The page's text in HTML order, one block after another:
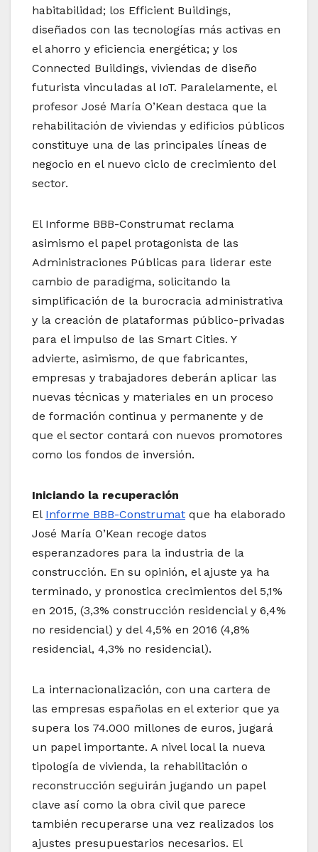
habitabilidad; los Efficient Buildings,
diseñados con las tecnologías más activas en
el ahorro y eficiencia energética; y los
Connected Buildings, viviendas de diseño
futurista vinculadas al IoT. Paralelamente, el
profesor José María O’Kean destaca que la
rehabilitación de viviendas y edificios públicos
constituye una de las principales líneas de
negocio en el nuevo ciclo de crecimiento del
sector.
El Informe BBB-Construmat reclama
asimismo el papel protagonista de las
Administraciones Públicas para liderar este
cambio de paradigma, solicitando la
simplificación de la burocracia administrativa
y la creación de plataformas público-privadas
para el impulso de las Smart Cities. Y
advierte, asimismo, de que fabricantes,
empresas y trabajadores deberán aplicar las
nuevas técnicas y materiales en un proceso
de formación continua y permanente y de
que el sector contará con nuevos promotores
como los fondos de inversión.
Iniciando la recuperación
El Informe BBB-Construmat que ha elaborado
José María O’Kean recoge datos
esperanzadores para la industria de la
construcción. En su opinión, el ajuste ya ha
terminado, y pronostica crecimientos del 5,1%
en 2015, (3,3% construcción residencial y 6,4%
no residencial) y del 4,5% en 2016 (4,8%
residencial, 4,3% no residencial).
La internacionalización, con una cartera de
las empresas españolas en el exterior que ya
supera los 74.000 millones de euros, jugará
un papel importante. A nivel local la nueva
tipología de vivienda, la rehabilitación o
reconstrucción seguirán jugando un papel
clave así como la obra civil que parece
también recuperarse una vez realizados los
ajustes presupuestarios necesarios. El